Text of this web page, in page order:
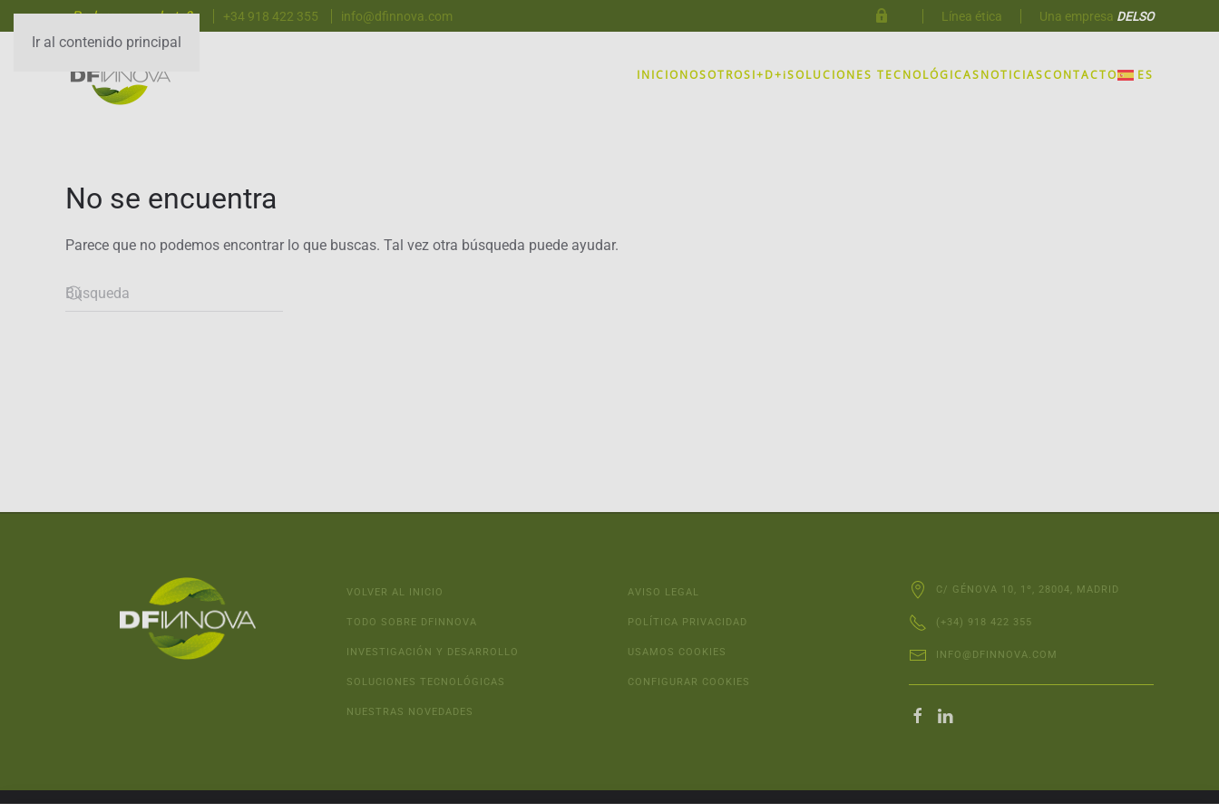
Ir al contenido principal
¿Podemos ayudarte? +34 918 422 355 info@dfinnova.com Línea ética Una empresa DELSO
INICIONOSOTROSI+D+iSOLUCIONES TECNOLÓGICASNOTICIASCONTACTO ES
No se encuentra
Parece que no podemos encontrar lo que buscas. Tal vez otra búsqueda puede ayudar.
VOLVER AL INICIO
TODO SOBRE DFINNOVA
INVESTIGACIÓN Y DESARROLLO
SOLUCIONES TECNOLÓGICAS
NUESTRAS NOVEDADES
AVISO LEGAL
POLÍTICA PRIVACIDAD
USAMOS COOKIES
CONFIGURAR COOKIES
C/ GÉNOVA 10, 1º, 28004, MADRID
(+34) 918 422 355
INFO@DFINNOVA.COM